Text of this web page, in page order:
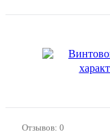
Отзывов: 0